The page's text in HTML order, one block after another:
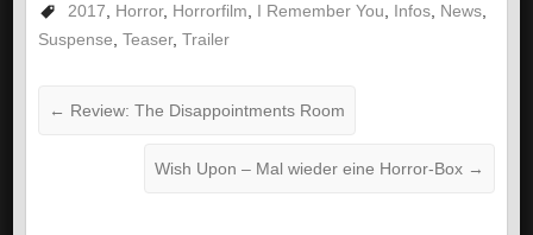
2017 Horror, Horrorfilm I Remember You Infos, News,
Suspense Teaser, Trailer
← Review: The Disappointments Room
Wish Upon – Mal wieder eine Horror-Box →